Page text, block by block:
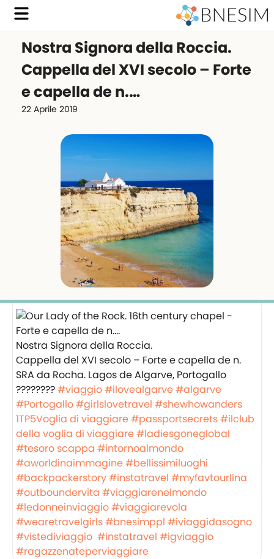
Nostra Signora della Roccia.
Cappella del XVI secolo – Forte
e capella de n.…
22 Aprile 2019
Nostra Signora della Roccia.
Cappella del XVI secolo – Forte e capella de n.
SRA da Rocha. Lagos de Algarve, Portogallo
????????#viaggio#ilovealgarve#algarve
#Portogallo#girlslovetravel #shewhowanders
1TP5Voglia di viaggiare#passportsecrets#ilclub
della voglia di viaggiare#ladiesgoneglobal
#tesoro scappa #intornoalmondo
#aworldinaimmagine#bellissimiluoghi
#backpackerstory#instatravel #myfavtourlina
#outboundervita #viaggiarenelmondo
#ledonneinviaggio#viaggiarevola
#wearetravelgirls#bnesimppl #iviaggidasogno
#vistediviaggio #instatravel #igviaggio
#ragazzenateperviaggiare